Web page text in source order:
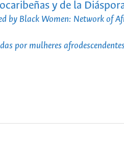
y de la
by Black Women: Network of
por mulheres